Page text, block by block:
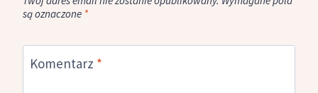
są oznaczone *
Komentarz *